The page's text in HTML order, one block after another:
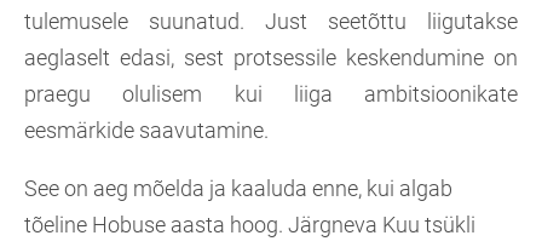
tulemusele suunatud. Just seetõttu liigutakse
aeglaselt edasi, sest protsessile keskendumine on
praegu olulisem kui liiga ambitsioonikate
eesmärkide saavutamine.
See on aeg mõelda ja kaaluda enne, kui algab
tõeline Hobuse aasta hoog. Järgneva Kuu tsükli